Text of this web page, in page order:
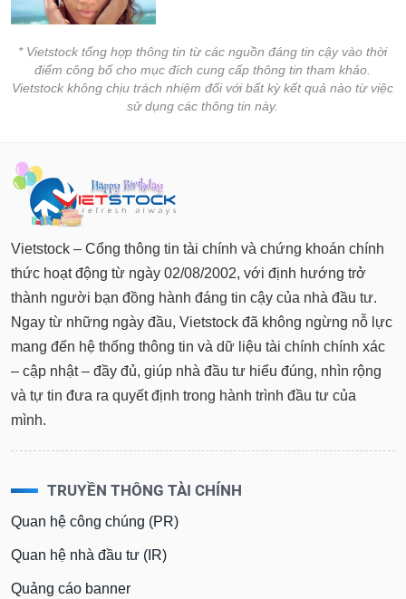
* Vietstock tổng hợp thông tin từ các nguồn đáng tin cậy vào thời
điểm công bố cho mục đích cung cấp thông tin tham khảo.
Vietstock không chịu trách nhiệm đối với bất kỳ kết quả nào từ việc
sử dụng các thông tin này.
Vietstock – Cổng thông tin tài chính và chứng khoán chính
thức hoạt động từ ngày 02/08/2002, với định hướng trở
thành người bạn đồng hành đáng tin cậy của nhà đầu tư.
Ngay từ những ngày đầu, Vietstock đã không ngừng nỗ lực
mang đến hệ thống thông tin và dữ liệu tài chính chính xác
– cập nhật – đầy đủ, giúp nhà đầu tư hiểu đúng, nhìn rộng
và tự tin đưa ra quyết định trong hành trình đầu tư của
mình.
TRUYỀN THÔNG TÀI CHÍNH
Quan hệ công chúng (PR)
Quan hệ nhà đầu tư (IR)
Quảng cáo banner